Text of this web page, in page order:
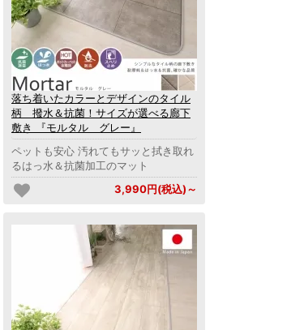
落ち着いたカラーとデザインのタイル
柄 撥水＆抗菌！サイズが選べる廊下
敷き 『モルタル グレー』
ペットも安心 汚れてもサッと拭き取れ
るはっ水＆抗菌加工のマット
3,990円(税込)～